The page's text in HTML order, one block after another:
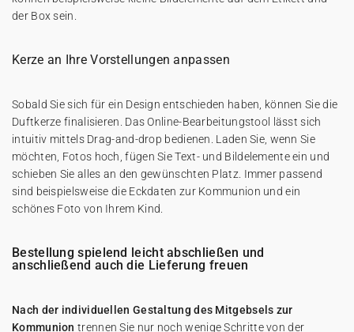
der Box sein.
Kerze an Ihre Vorstellungen anpassen
Sobald Sie sich für ein Design entschieden haben, können Sie die
Duftkerze finalisieren. Das Online-Bearbeitungstool lässt sich
intuitiv mittels Drag-and-drop bedienen. Laden Sie, wenn Sie
möchten, Fotos hoch, fügen Sie Text- und Bildelemente ein und
schieben Sie alles an den gewünschten Platz. Immer passend
sind beispielsweise die Eckdaten zur Kommunion und ein
schönes Foto von Ihrem Kind.
Bestellung spielend leicht abschließen und
anschließend auch die Lieferung freuen
Nach der individuellen Gestaltung des Mitgebsels zur
Kommunion trennen Sie nur noch wenige Schritte von der